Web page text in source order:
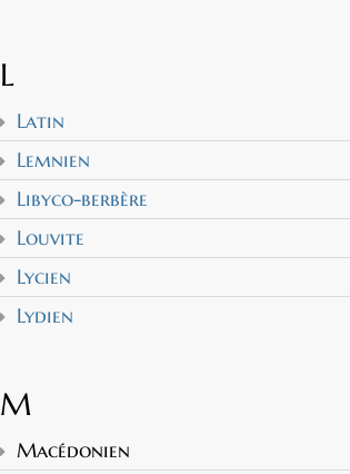
L
Latin
Lemnien
Libyco-berbère
Louvite
Lycien
Lydien
M
Macédonien